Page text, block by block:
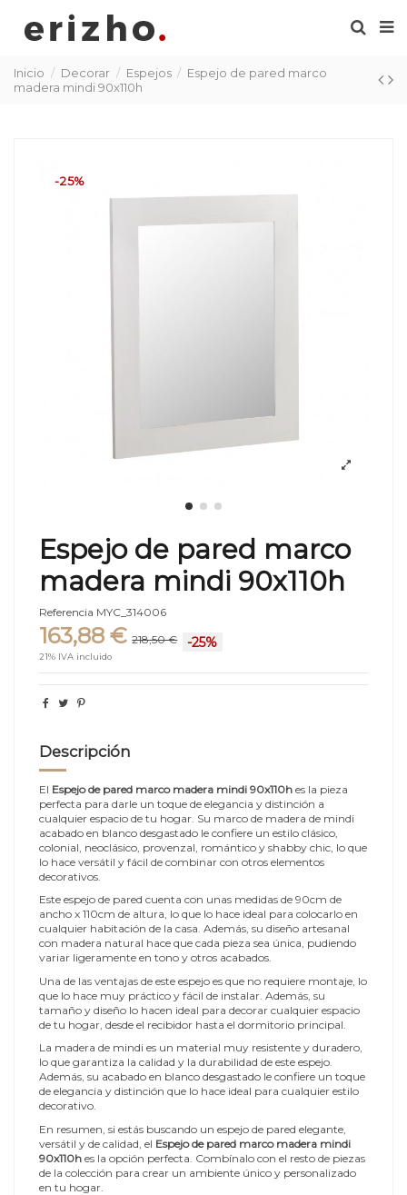
Inicio Decorar Espejos
Espejo de pared marco
madera mindi 90x110h
-25%
Espejo de pared marco
madera mindi 90x110h
Referencia MYC_314006
163,88 € 218,50 € -25%
21% IVA incluido
Descripción
El Espejo de pared marco madera mindi 90x110h es la pieza
perfecta para darle un toque de elegancia y distinción a
cualquier espacio de tu hogar. Su marco de madera de mindi
acabado en blanco desgastado le confiere un estilo clásico,
colonial, neoclásico, provenzal, romántico y shabby chic, lo que
lo hace versátil y fácil de combinar con otros elementos
decorativos.
Este espejo de pared cuenta con unas medidas de 90cm de
ancho x 110cm de altura, lo que lo hace ideal para colocarlo en
cualquier habitación de la casa. Además, su diseño artesanal
con madera natural hace que cada pieza sea única, pudiendo
variar ligeramente en tono y otros acabados.
Una de las ventajas de este espejo es que no requiere montaje, lo
que lo hace muy práctico y fácil de instalar. Además, su
tamaño y diseño lo hacen ideal para decorar cualquier espacio
de tu hogar, desde el recibidor hasta el dormitorio principal.
La madera de mindi es un material muy resistente y duradero,
lo que garantiza la calidad y la durabilidad de este espejo.
Además, su acabado en blanco desgastado le confiere un toque
de elegancia y distinción que lo hace ideal para cualquier estilo
decorativo.
En resumen, si estás buscando un espejo de pared elegante,
versátil y de calidad, el Espejo de pared marco madera mindi
90x110h es la opción perfecta. Combínalo con el resto de piezas
de la colección para crear un ambiente único y personalizado
en tu hogar.